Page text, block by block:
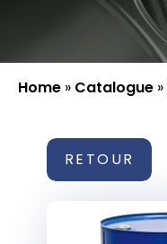
Home » Catalogue »
RETOUR